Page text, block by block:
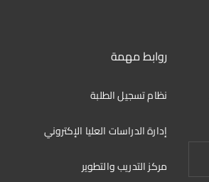
روابط مهمة
نظام تسجيل الطلبة
إدارة الدراسات العليا الإكتروني
مركز التدريب والتطوير